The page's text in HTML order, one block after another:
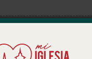
those in your congregation
word “Read” above an open